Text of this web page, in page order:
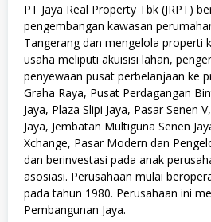
PT Jaya Real Property Tbk (JRPT)
pengembangan kawasan
Tangerang dan mengelola properti
usaha meliputi akuisisi lahan,
penyewaan pusat perbelanjaan ke
Graha Raya, Pusat Perdagangan
Jaya, Plaza Slipi Jaya, Pasar Senen
Jaya, Jembatan Multiguna Senen
Xchange, Pasar Modern dan
dan berinvestasi pada anak
asosiasi. Perusahaan mulai
pada tahun 1980. Perusahaan ini
Pembangunan Jaya.